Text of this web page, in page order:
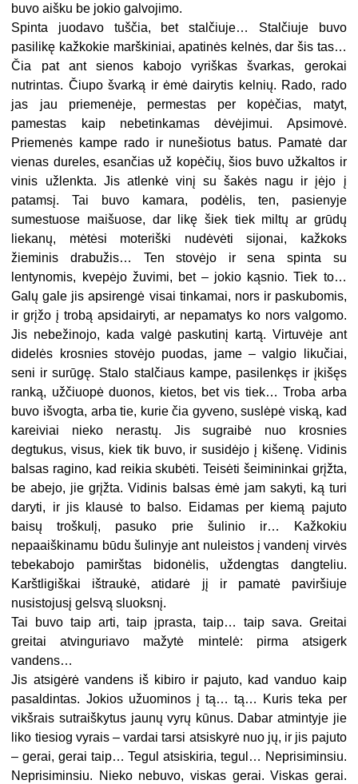
buvo aišku be jokio galvojimo.
Spinta juodavo tuščia, bet stalčiuje… Stalčiuje buvo
pasilikę kažkokie marškiniai, apatinės kelnės, dar šis tas…
Čia pat ant sienos kabojo vyriškas švarkas, gerokai
nutrintas. Čiupo švarką ir ėmė dairytis kelnių. Rado, rado
jas jau priemenėje, permestas per kopėčias, matyt,
pamestas kaip nebetinkamas dėvėjimui. Apsimovė.
Priemenės kampe rado ir nunešiotus batus. Pamatė dar
vienas dureles, esančias už kopėčių, šios buvo užkaltos ir
vinis užlenkta. Jis atlenkė vinį su šakės nagu ir įėjo į
patamsį. Tai buvo kamara, podėlis, ten, pasienyje
sumestuose maišuose, dar likę šiek tiek miltų ar grūdų
liekanų, mėtėsi moteriški nudėvėti sijonai, kažkoks
žieminis drabužis… Ten stovėjo ir sena spinta su
lentynomis, kvepėjo žuvimi, bet – jokio kąsnio. Tiek to…
Galų gale jis apsirengė visai tinkamai, nors ir paskubomis,
ir grįžo į trobą apsidairyti, ar nepamatys ko nors valgomo.
Jis nebežinojo, kada valgė paskutinį kartą. Virtuvėje ant
didelės krosnies stovėjo puodas, jame – valgio likučiai,
seni ir surūgę. Stalo stalčiaus kampe, pasilenkęs ir įkišęs
ranką, užčiuopė duonos, kietos, bet vis tiek… Troba arba
buvo išvogta, arba tie, kurie čia gyveno, suslėpė viską, kad
kareiviai nieko nerastų. Jis sugraibė nuo krosnies
degtukus, visus, kiek tik buvo, ir susidėjo į kišenę. Vidinis
balsas ragino, kad reikia skubėti. Teisėti šeimininkai grįžta,
be abejo, jie grįžta. Vidinis balsas ėmė jam sakyti, ką turi
daryti, ir jis klausė to balso. Eidamas per kiemą pajuto
baisų troškulį, pasuko prie šulinio ir… Kažkokiu
nepaaiškinamu būdu šulinyje ant nuleistos į vandenį virvės
tebekabojo pamirštas bidonėlis, uždengtas dangteliu.
Karštligiškai ištraukė, atidarė jį ir pamatė paviršiuje
nusistojusį gelsvą sluoksnį.
Tai buvo taip arti, taip įprasta, taip… taip sava. Greitai
greitai atvinguriavo mažytė mintelė: pirma atsigerk
vandens…
Jis atsigėrė vandens iš kibiro ir pajuto, kad vanduo kaip
pasaldintas. Jokios užuominos į tą… tą… Kuris teka per
vikšrais sutraiškytus jaunų vyrų kūnus. Dabar atmintyje jie
liko tiesiog vyrais – vardai tarsi atsiskyrė nuo jų, ir jis pajuto
– gerai, gerai taip… Tegul atsiskiria, tegul… Neprisiminsiu.
Neprisiminsiu. Nieko nebuvo, viskas gerai. Viskas gerai.